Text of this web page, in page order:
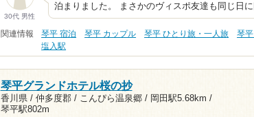
30代 男性
泊まりました。 まさかのヴィスポ友達も同じ日
関連情報 琴平 宿泊 琴平 カップル 琴平 ひとり旅・一人旅 琴
塩入駅
琴平グランドホテル桜の抄
香川県 / 仲多度郡 / こんぴら温泉郷 / 岡田駅5.68km /
琴平駅802m